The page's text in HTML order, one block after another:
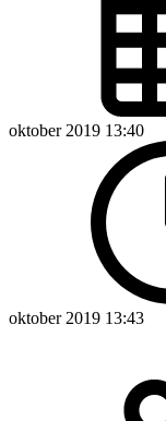
oktober 2019 13:40
oktober 2019 13:43